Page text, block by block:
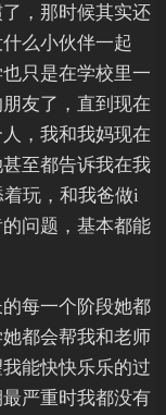
，那时候其实还
么小伙伴一起
只是在学校里一
友了，直到现在
，我和我妈现在
至都告诉我在我
玩，和我爸做i
问题，基本都能
每一个阶段她都
都会帮我和老师
能快快乐乐的过
严重时我都没有